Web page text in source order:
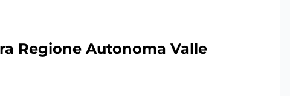
Regione Autonoma Valle